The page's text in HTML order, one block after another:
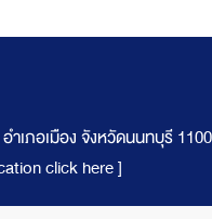
ำเภอเมือง จังหวัดนนทบุรี
click here ]